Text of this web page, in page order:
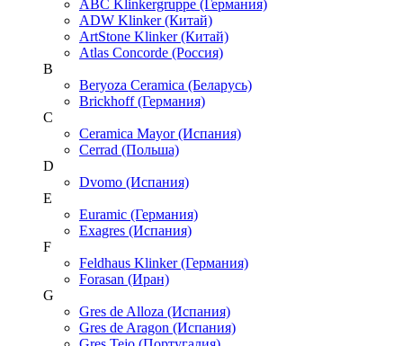
ABC Klinkergruppe (Германия)
ADW Klinker (Китай)
ArtStone Klinker (Китай)
Atlas Concorde (Россия)
B
Beryoza Ceramica (Беларусь)
Brickhoff (Германия)
C
Ceramica Mayor (Испания)
Cerrad (Польша)
D
Dvomo (Испания)
E
Euramic (Германия)
Exagres (Испания)
F
Feldhaus Klinker (Германия)
Forasan (Иран)
G
Gres de Alloza (Испания)
Gres de Aragon (Испания)